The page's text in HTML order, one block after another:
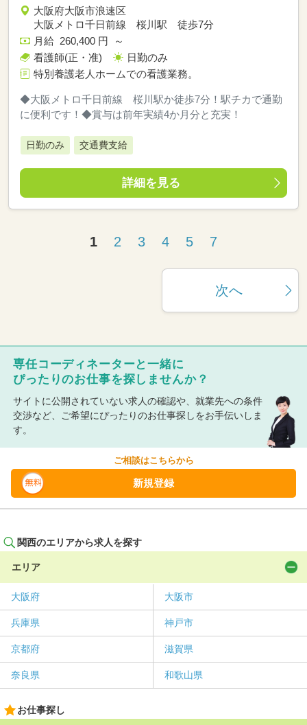
大阪府大阪市浪速区
大阪メトロ千日前線 桜川駅 徒歩7分
月給 260,400 円 ～
看護師(正・准)
日勤のみ
特別養護老人ホームでの看護業務。
◆大阪メトロ千日前線 桜川駅か徒歩7分！駅チカで通勤
に便利です！◆賞与は前年実績4か月分と充実！
日勤のみ 交通費支給
詳細を見る
1 2 3 4 5 7
次へ
専任コーディネーターと一緒に
ぴったりのお仕事を探しませんか？
サイトに公開されていない求人の確認や、就業先への条件
交渉など、ご希望にぴったりのお仕事探しをお手伝いしま
す。
ご相談はこちらから
新規登録
関西のエリアから求人を探す
エリア
大阪府 大阪市
兵庫県 神戸市
京都府 滋賀県
奈良県 和歌山県
お仕事探し